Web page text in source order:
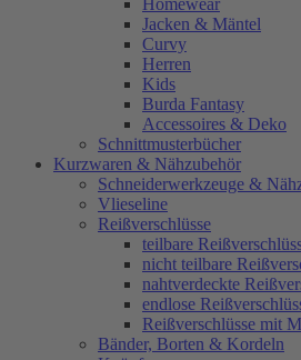
Jacken & Mäntel
Curvy
Herren
Kids
Burda Fantasy
Accessoires & Deko
Schnittmusterbücher
Kurzwaren & Nähzubehör
Schneiderwerkzeuge &
Vlieseline
Reißverschlüsse
teilbare
nicht teilbare
nahtverdeckte
endlose
Reißverschlüsse mit
Bänder, Borten & Kordeln